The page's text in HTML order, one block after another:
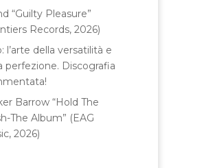
“Guilty Pleasure”
Records, 2026)
l’arte della versatilità e
perfezione. Discografia
Barrow “Hold The
The Album” (EAG
2026)